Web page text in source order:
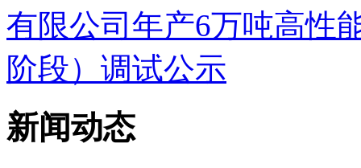
有限公司年产6万吨高性
阶段）调试公示
新闻动态